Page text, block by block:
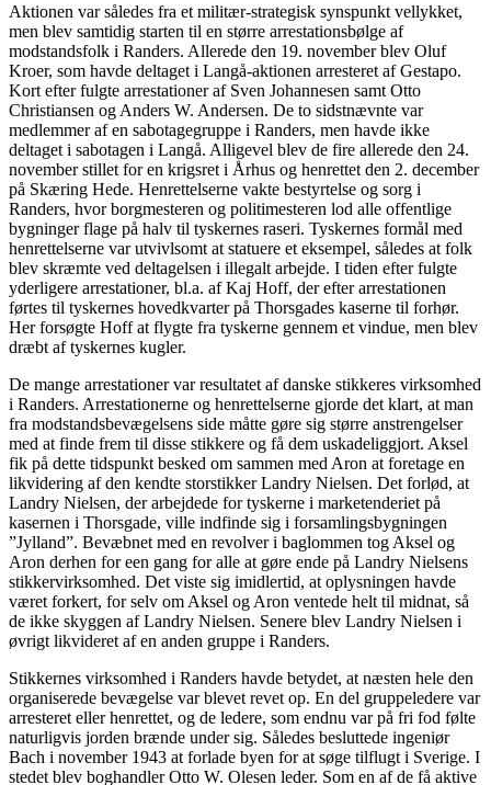
Aktionen var således fra et militær-strategisk synspunkt vellykket,
men blev samtidig starten til en større arrestationsbølge af
modstandsfolk i Randers. Allerede den 19. november blev Oluf
Kroer, som havde deltaget i Langå-aktionen arresteret af Gestapo.
Kort efter fulgte arrestationer af Sven Johannesen samt Otto
Christiansen og Anders W. Andersen. De to sidstnævnte var
medlemmer af en sabotagegruppe i Randers, men havde ikke
deltaget i sabotagen i Langå. Alligevel blev de fire allerede den 24.
november stillet for en krigsret i Århus og henrettet den 2. december
på Skæring Hede. Henrettelserne vakte bestyrtelse og sorg i
Randers, hvor borgmesteren og politimesteren lod alle offentlige
bygninger flage på halv til tyskernes raseri. Tyskernes formål med
henrettelserne var utvivlsomt at statuere et eksempel, således at folk
blev skræmte ved deltagelsen i illegalt arbejde. I tiden efter fulgte
yderligere arrestationer, bl.a. af Kaj Hoff, der efter arrestationen
førtes til tyskernes hovedkvarter på Thorsgades kaserne til forhør.
Her forsøgte Hoff at flygte fra tyskerne gennem et vindue, men blev
dræbt af tyskernes kugler.
De mange arrestationer var resultatet af danske stikkeres virksomhed
i Randers. Arrestationerne og henrettelserne gjorde det klart, at man
fra modstandsbevægelsens side måtte gøre sig større anstrengelser
med at finde frem til disse stikkere og få dem uskadeliggjort. Aksel
fik på dette tidspunkt besked om sammen med Aron at foretage en
likvidering af den kendte storstikker Landry Nielsen. Det forlød, at
Landry Nielsen, der arbejdede for tyskerne i marketenderiet på
kasernen i Thorsgade, ville indfinde sig i forsamlingsbygningen
”Jylland”. Bevæbnet med en revolver i baglommen tog Aksel og
Aron derhen for een gang for alle at gøre ende på Landry Nielsens
stikkervirksomhed. Det viste sig imidlertid, at oplysningen havde
været forkert, for selv om Aksel og Aron ventede helt til midnat, så
de ikke skyggen af Landry Nielsen. Senere blev Landry Nielsen i
øvrigt likvideret af en anden gruppe i Randers.
Stikkernes virksomhed i Randers havde betydet, at næsten hele den
organiserede bevægelse var blevet revet op. En del gruppeledere var
arresteret eller henrettet, og de ledere, som endnu var på fri fod følte
naturligvis jorden brænde under sig. Således besluttede ingeniør
Bach i november 1943 at forlade byen for at søge tilflugt i Sverige. I
stedet blev boghandler Otto W. Olesen leder. Som en af de få aktive